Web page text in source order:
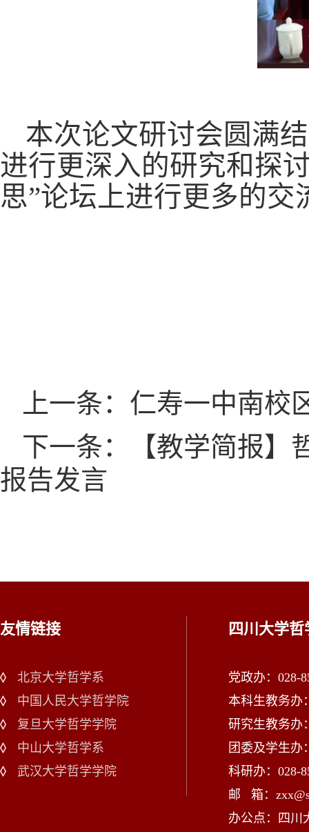
本次论文研讨会圆满
进行更深入的研究和探
思”论坛上进行更多的交
上一条：仁寿一中南
下一条：【教学简报】
报告发言
友情链接
北京大学哲学系
中国人民大学哲学院
复旦大学哲学学院
中山大学哲学系
武汉大学哲学学院
四川大学哲
党政办：028-
本科生教务办
研究生教务办
团委及学生办
科研办：028-
邮 箱：
办公点：四川